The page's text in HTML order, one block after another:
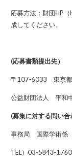
応募方法：財団HP（
成してください。
(応募書類提出先）
〒107-6033 東京都
公益財団法人 平和
(募集に対する問い合
事務局 国際学術係
TEL）03-5843-